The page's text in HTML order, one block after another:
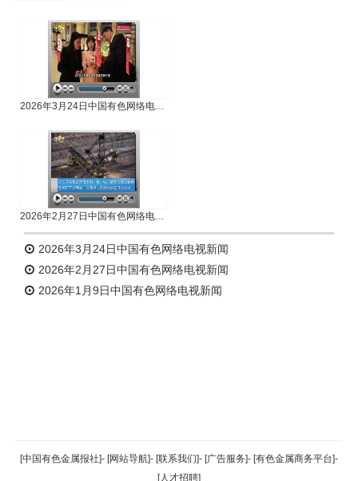
2026年3月24日中国有色网络电视新闻
2026年2月27日中国有色网络电视新闻
2026年3月24日中国有色网络电视新闻
2026年2月27日中国有色网络电视新闻
2026年1月9日中国有色网络电视新闻
返回顶部
[中国有色金属报社]- [网站导航]- [联系我们]- [广告服务]- [有色金属商务平台]-
[人才招聘]